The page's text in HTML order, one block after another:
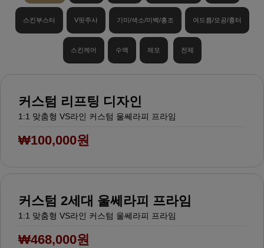
스킨부스터 V핏주사 기미/색소/미백/홍조 여드름/모공/흉터
스킨케어 수액 제모 전체
커스텀 리프팅 디자인
1:1 맞춤형 VS라인 커스텀 울쎄라피 프라임
₩100,000원
커스텀 2세대 울쎄라피 프라임
1:1 맞춤형 VS라인 커스텀 울쎄라피 프라임
₩468,000원